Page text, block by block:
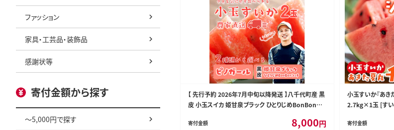
ファッション
家具・工芸品・装飾品
感謝状等
寄付金額から探す
～5,000円で探す
【 先行予約 2026年7月中旬以降発送 】八千代町産 黒
皮 小玉スイカ 姫甘泉ブラック ひとりじめBonBonリッ
寄付金額 8,000円
小玉すいか『あ
2.7kg×1玉 [すい
ーツ あきた夏丸 チ
寄付金額